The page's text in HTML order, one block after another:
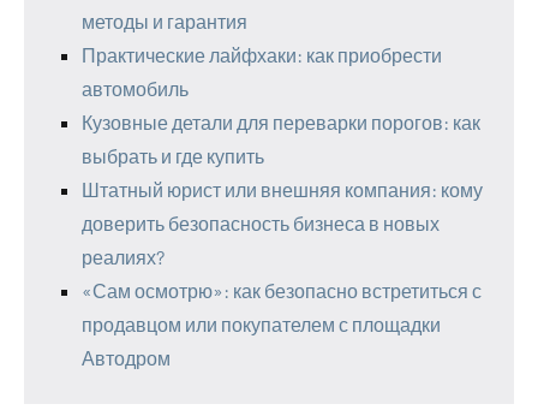
методы и гарантия
Практические лайфхаки: как приобрести
автомобиль
Кузовные детали для переварки порогов: как
выбрать и где купить
Штатный юрист или внешняя компания: кому
доверить безопасность бизнеса в новых
реалиях?
«Сам осмотрю»: как безопасно встретиться с
продавцом или покупателем с площадки
Автодром